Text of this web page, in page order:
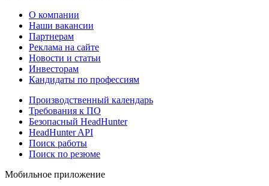
О компании
Наши вакансии
Партнерам
Реклама на сайте
Новости и статьи
Инвесторам
Кандидаты по профессиям
Производственный календарь
Требования к ПО
Безопасный HeadHunter
HeadHunter API
Поиск работы
Поиск по резюме
Мобильное приложение